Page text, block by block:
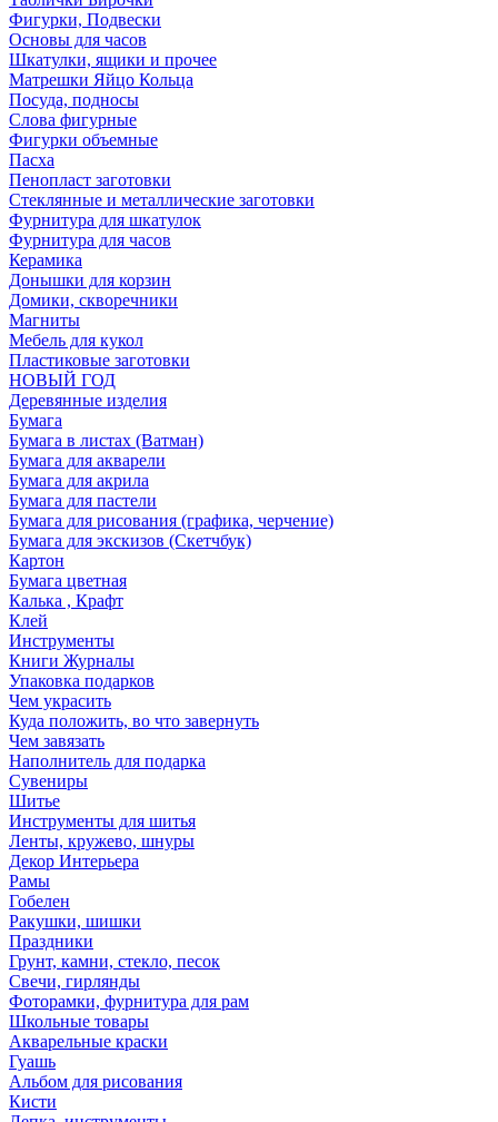
Фигурки, Подвески
Основы для часов
Шкатулки, ящики и прочее
Матрешки Яйцо Кольца
Посуда, подносы
Слова фигурные
Фигурки объемные
Пасха
Пенопласт заготовки
Стеклянные и металлические заготовки
Фурнитура для шкатулок
Фурнитура для часов
Керамика
Донышки для корзин
Домики, скворечники
Магниты
Мебель для кукол
Пластиковые заготовки
НОВЫЙ ГОД
Деревянные изделия
Бумага
Бумага в листах (Ватман)
Бумага для акварели
Бумага для акрила
Бумага для пастели
Бумага для рисования (графика, черчение)
Бумага для экскизов (Скетчбук)
Картон
Бумага цветная
Калька , Крафт
Клей
Инструменты
Книги Журналы
Упаковка подарков
Чем украсить
Куда положить, во что завернуть
Чем завязать
Наполнитель для подарка
Сувениры
Шитье
Инструменты для шитья
Ленты, кружево, шнуры
Декор Интерьера
Рамы
Гобелен
Ракушки, шишки
Праздники
Грунт, камни, стекло, песок
Свечи, гирлянды
Фоторамки, фурнитура для рам
Школьные товары
Акварельные краски
Гуашь
Альбом для рисования
Кисти